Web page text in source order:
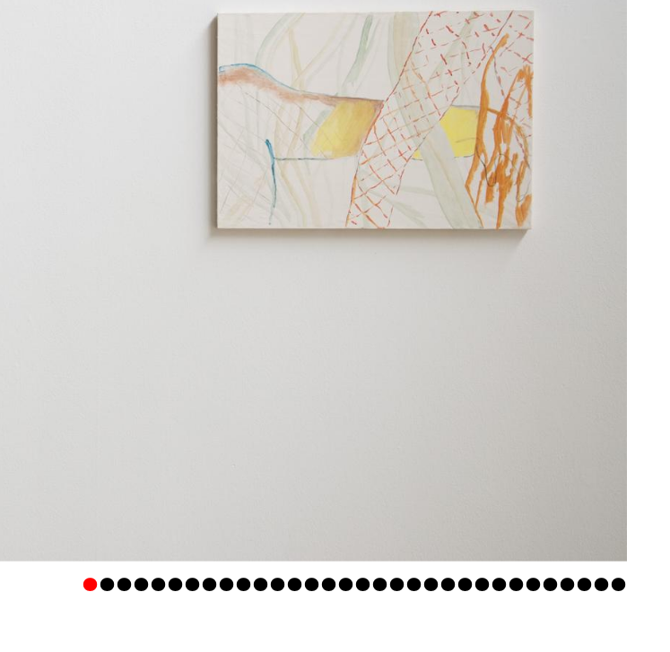
••••••••••••••••••••••••••••••••